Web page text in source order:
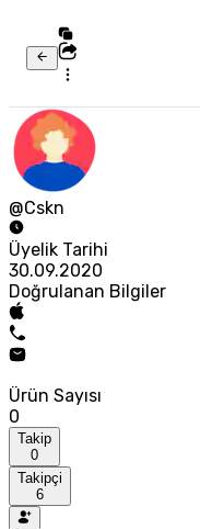
@Cskn
Üyelik Tarihi
30.09.2020
Doğrulanan Bilgiler
Ürün Sayısı
0
Takip
0
Takipçi
6